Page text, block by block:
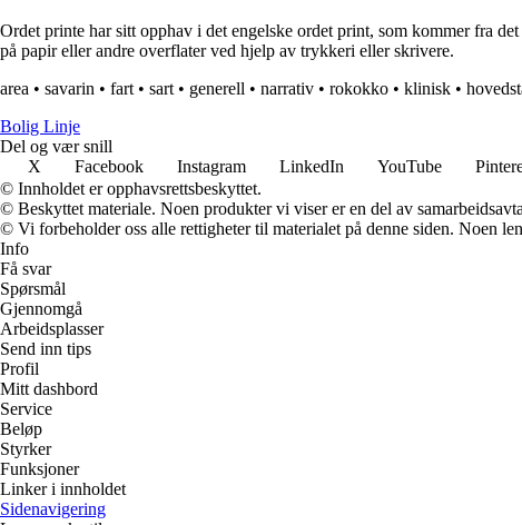
Ordet printe har sitt opphav i det engelske ordet print, som kommer fra
på papir eller andre overflater ved hjelp av trykkeri eller skrivere.
area • savarin • fart • sart • generell • narrativ • rokokko • klinisk •
Bolig Linje
Del og vær snill
X
Facebook Instagram LinkedIn YouTube
© Innholdet er opphavsrettsbeskyttet.
© Beskyttet materiale. Noen produkter vi viser er en del av
© Vi forbeholder oss alle rettigheter til materialet på denne siden. Noen
Info
Få svar
Spørsmål
Gjennomgå
Arbeidsplasser
Send inn tips
Profil
Mitt dashbord
Service
Beløp
Styrker
Funksjoner
Linker i innholdet
Sidenavigering